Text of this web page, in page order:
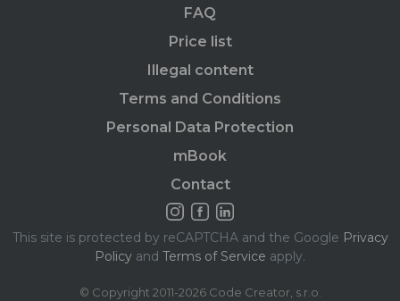
FAQ
Price list
Illegal content
Terms and Conditions
Personal Data Protection
mBook
Contact
This site is protected by reCAPTCHA and the Google Privacy
Policy and Terms of Service apply.
© Copyright 2011-2026 Code Creator, s.r.o.